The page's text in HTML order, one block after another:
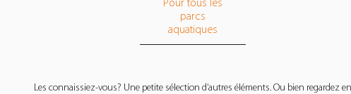
Pour tous les
parcs
aquatiques
Les connaissiez-vous? Une petite sélection d’autres éléments. Ou bien regardez en